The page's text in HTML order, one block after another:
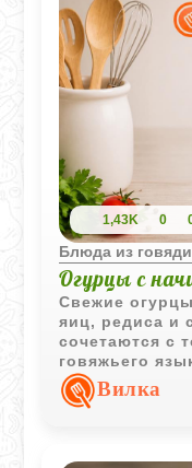
1,43K 0
Блюда из
Огурцы с
Свежие
яиц, редиса и
сочетаются с
говяжьего
лёгкой,
праздничной
Вилка